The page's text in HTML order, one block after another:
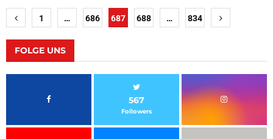
Seitennummerierung
der
Beiträge
1 … 686 687 688 … 834
FOLGE UNS
567
Followers